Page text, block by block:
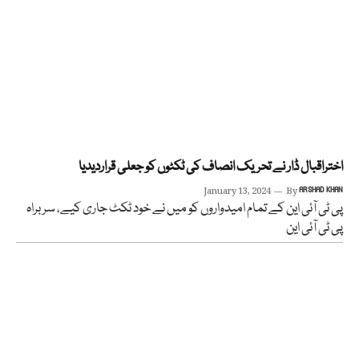
اختراقبال ڈار نے تحریک انصاف کی ٹکٹوں کو جعلی قراردیدیا
January 13, 2024 ByARSHAD KHAN
پی ٹی آئی این کے تمام امیدواروں کو میں نے خود ٹکٹ جاری کیے، سربراہ
پی ٹی آئی این